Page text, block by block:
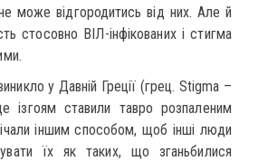
може відгородитись від них. Але й
стосовно ВІЛ-інфікованих і стигма
у Давній Греції (грец. Stigma –
ізгоям ставили тавро розпаленим
іншим способом, щоб інші люди
їх як таких, що зганьбилися